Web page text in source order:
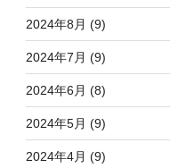
2024年8月 (9)
2024年7月 (9)
2024年6月 (8)
2024年5月 (9)
2024年4月 (9)